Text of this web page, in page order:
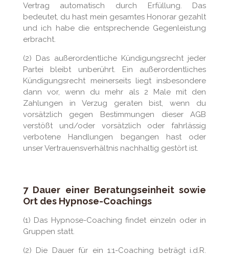
Vertrag automatisch durch Erfüllung. Das
bedeutet, du hast mein gesamtes Honorar gezahlt
und ich habe die entsprechende Gegenleistung
erbracht.
(2) Das außerordentliche Kündigungsrecht jeder
Partei bleibt unberührt. Ein außerordentliches
Kündigungsrecht meinerseits liegt insbesondere
dann vor, wenn du mehr als 2 Male mit den
Zahlungen in Verzug geraten bist, wenn du
vorsätzlich gegen Bestimmungen dieser AGB
verstößt und/oder vorsätzlich oder fahrlässig
verbotene Handlungen begangen hast oder
unser Vertrauensverhältnis nachhaltig gestört ist.
7 Dauer einer Beratungseinheit sowie
Ort des Hypnose-Coachings
(1) Das Hypnose-Coaching findet einzeln oder in
Gruppen statt.
(2) Die Dauer für ein 1:1-Coaching beträgt i.d.R.